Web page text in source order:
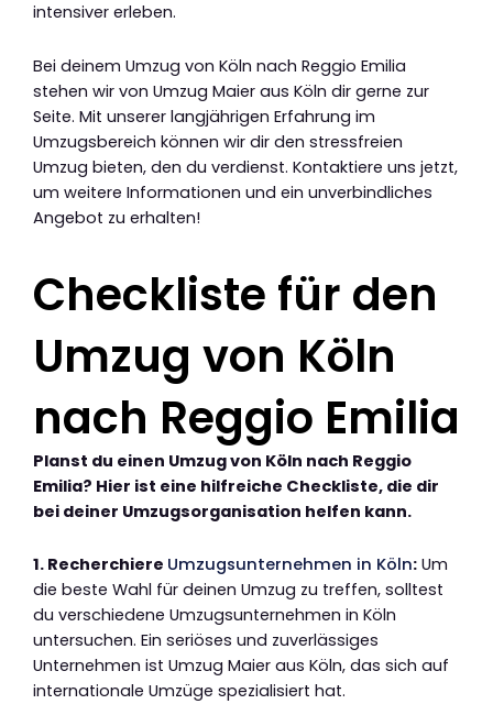
intensiver erleben.
Bei deinem Umzug von Köln nach Reggio Emilia
stehen wir von Umzug Maier aus Köln dir gerne zur
Seite. Mit unserer langjährigen Erfahrung im
Umzugsbereich können wir dir den stressfreien
Umzug bieten, den du verdienst. Kontaktiere uns jetzt,
um weitere Informationen und ein unverbindliches
Angebot zu erhalten!
Checkliste für den
Umzug von Köln
nach Reggio Emilia
Planst du einen Umzug von Köln nach Reggio
Emilia? Hier ist eine hilfreiche Checkliste, die dir
bei deiner Umzugsorganisation helfen kann.
1. Recherchiere Umzugsunternehmen in Köln: Um
die beste Wahl für deinen Umzug zu treffen, solltest
du verschiedene Umzugsunternehmen in Köln
untersuchen. Ein seriöses und zuverlässiges
Unternehmen ist Umzug Maier aus Köln, das sich auf
internationale Umzüge spezialisiert hat.